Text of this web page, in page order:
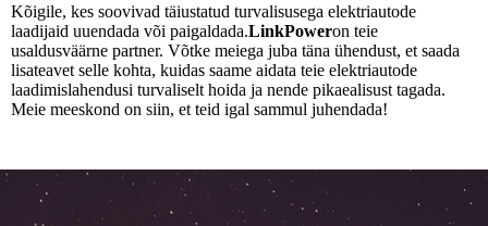
Kõigile, kes soovivad täiustatud turvalisusega elektriautode
laadijaid uuendada või paigaldada.LinkPoweron teie
usaldusväärne partner. Võtke meiega juba täna ühendust, et saada
lisateavet selle kohta, kuidas saame aidata teie elektriautode
laadimislahendusi turvaliselt hoida ja nende pikaealisust tagada.
Meie meeskond on siin, et teid igal sammul juhendada!